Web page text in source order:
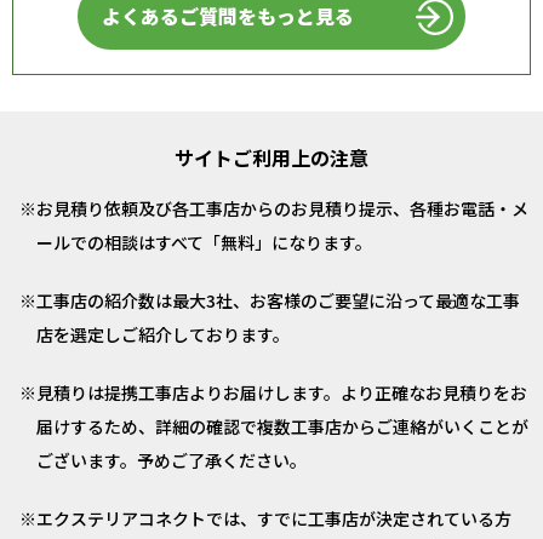
よくあるご質問をもっと見る
サイトご利用上の注意
お見積り依頼及び各工事店からのお見積り提示、各種お電話・メ
ールでの相談はすべて「無料」になります。
工事店の紹介数は最大3社、お客様のご要望に沿って最適な工事
店を選定しご紹介しております。
見積りは提携工事店よりお届けします。より正確なお見積りをお
届けするため、詳細の確認で複数工事店からご連絡がいくことが
ございます。予めご了承ください。
エクステリアコネクトでは、すでに工事店が決定されている方